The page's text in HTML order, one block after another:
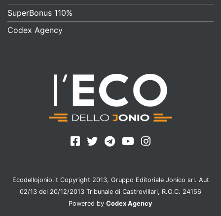
SuperBonus 110%
Codex Agency
Ecodellojonio.it Copyright 2013, Gruppo Editoriale Jonico srl. Aut
02/13 del 20/12/2013 Tribunale di Castrovillari, R.O.C. 24156
Powered by Codex Agency